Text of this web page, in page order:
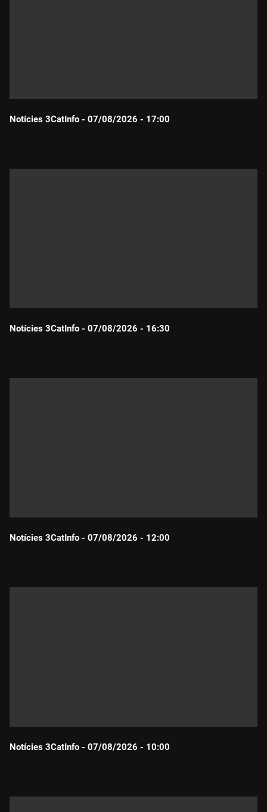
Notícies 3CatInfo - 07/08/2026 - 17:00
Notícies 3CatInfo - 07/08/2026 - 16:30
Notícies 3CatInfo - 07/08/2026 - 12:00
Notícies 3CatInfo - 07/08/2026 - 10:00